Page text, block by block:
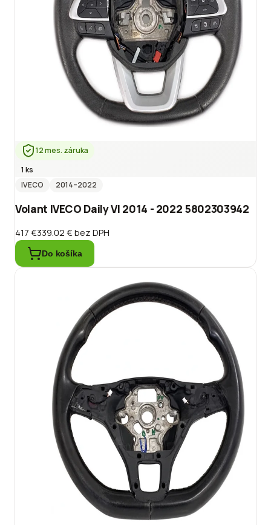
12 mes. záruka
1 ks
IVECO
2014–2022
Volant IVECO Daily VI 2014 - 2022 5802303942
417 €339.02 €bez DPH
Do košíka